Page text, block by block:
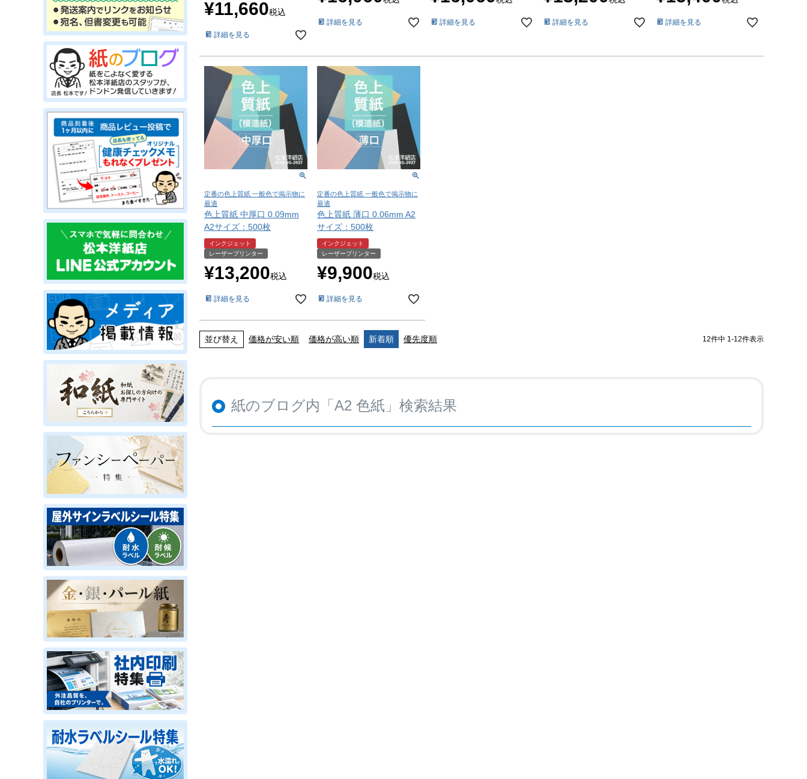
¥11,660税込
詳細を見る
詳細を見る 詳細を見る 詳細を見る 詳細を見る
定番の色上質紙 一般色で掲示物に
最適
色上質紙 中厚口 0.09mm
A2サイズ：500枚
インクジェット
レーザープリンター
¥13,200税込
詳細を見る
定番の色上質紙 一般色で掲示物に
最適
色上質紙 薄口 0.06mm A2
サイズ：500枚
インクジェット
レーザープリンター
¥9,900税込
詳細を見る
並び替え 価格が安い順 価格が高い順 新着順 優先度順 12件中 1 -12件表示
紙のブログ内「 A2 色紙 」検索結果